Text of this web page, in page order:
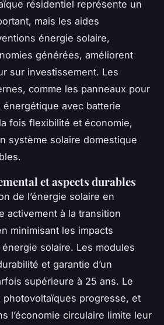
résidentiel représente un
mais les aides
énergie solaire,
générées, améliorent
sur investissement. Les
comme les panneaux pour
énergétique avec batterie
fois flexibilité et économie,
système solaire domestique
et aspects durables
de l’énergie solaire en
activement à la transition
minimisant les impacts
solaire. Les modules
et garantie d’un
supérieure à 25 ans. Le
photovoltaïques progresse, et
l’économie circulaire limite leur